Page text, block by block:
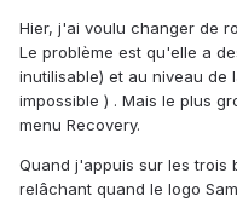
Hier, j'ai voulu changer de
Le problème est qu'elle a
inutilisable) et au niveau de
impossible ) . Mais le plus
menu Recovery.
Quand j'appuis sur les trois
relâchant quand le logo